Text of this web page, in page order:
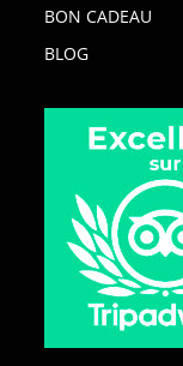
BON CADEAU
BLOG